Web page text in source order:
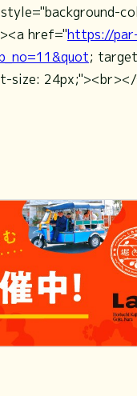
href="https://
;
size: